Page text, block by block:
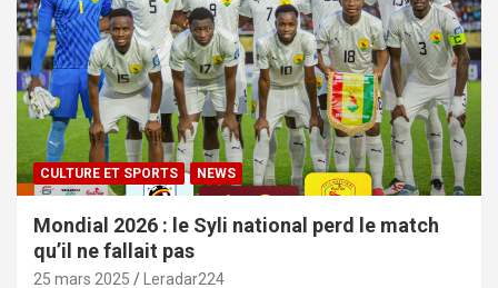
CULTURE ET SPORTS NEWS
Mondial 2026 : le Syli national perd le match
qu’il ne fallait pas
25 mars 2025 Leradar224